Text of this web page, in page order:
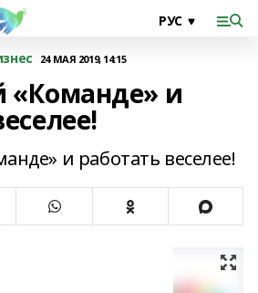
24 МАЯ 2019, 14:15
«Команде» и
и работать веселее!